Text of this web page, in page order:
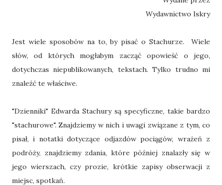
Wydawnictwo Iskry
Jest wiele sposobów na to, by pisać o Stachurze. Wiele
słów, od których mogłabym zacząć opowieść o jego,
dotychczas niepublikowanych, tekstach. Tylko trudno mi
znaleźć te właściwe.
"Dzienniki" Edwarda Stachury są specyficzne, takie bardzo
"stachurowe". Znajdziemy w nich i uwagi związane z tym, co
pisał, i notatki dotyczące odjazdów pociągów, wrażeń z
podróży, znajdziemy zdania, które później znalazły się w
jego wierszach, czy prozie, krótkie zapisy obserwacji z
miejsc, spotkań.